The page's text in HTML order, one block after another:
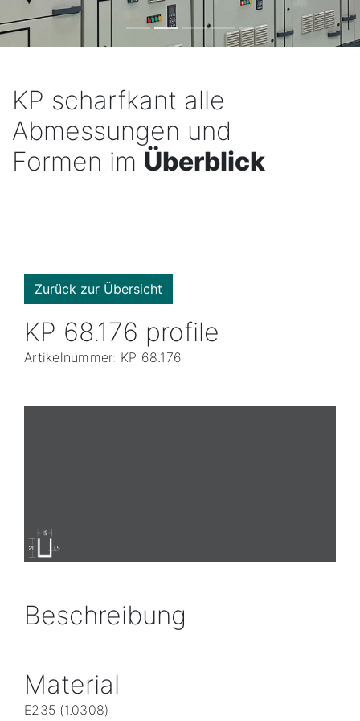
KP scharfkant alle
Abmessungen und
Formen im Überblick
Zurück zur Übersicht
KP 68.176 profile
Artikelnummer: KP 68.176
Beschreibung
Material
E235 (1.0308)